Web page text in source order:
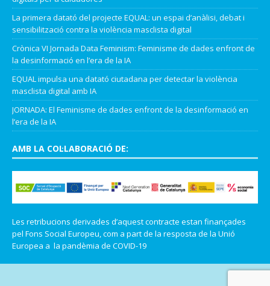
La primera datató del projecte EQUAL: un espai d’anàlisi, debat i
sensibilització contra la violència masclista digital
Crònica VI Jornada Data Feminism: Feminisme de dades enfront de
la desinformació en l’era de la IA
EQUAL impulsa una datató ciutadana per detectar la violència
masclista digital amb IA
JORNADA: El Feminisme de dades enfront de la desinformació en
l’era de la IA
AMB LA COL·LABORACIÓ DE:
Les retribucions derivades d’aquest contracte estan finançades
pel Fons Social Europeu, com a part de la resposta de la Unió
Europea a la pandèmia de COVID-19